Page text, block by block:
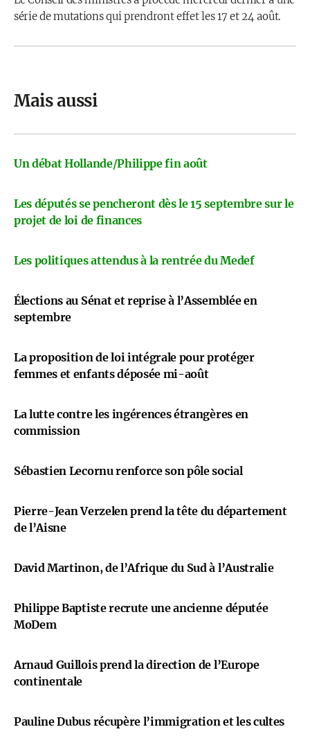
série de mutations qui prendront effet les 17 et 24 août.
Mais aussi
Un débat Hollande/Philippe fin août
Les députés se pencheront dès le 15 septembre sur le
projet de loi de finances
Les politiques attendus à la rentrée du Medef
Élections au Sénat et reprise à l’Assemblée en
septembre
La proposition de loi intégrale pour protéger
femmes et enfants déposée mi-août
La lutte contre les ingérences étrangères en
commission
Sébastien Lecornu renforce son pôle social
Pierre-Jean Verzelen prend la tête du département
de l’Aisne
David Martinon, de l’Afrique du Sud à l’Australie
Philippe Baptiste recrute une ancienne députée
MoDem
Arnaud Guillois prend la direction de l’Europe
continentale
Pauline Dubus récupère l’immigration et les cultes